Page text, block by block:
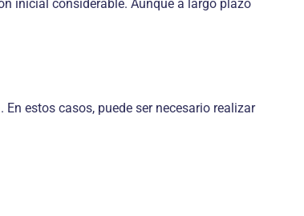
inicial considerable. Aunque a largo plazo
estos casos, puede ser necesario realizar